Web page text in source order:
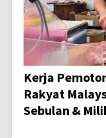
Kerja
Rakyat
Sebulan &